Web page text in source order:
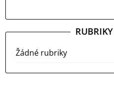
RUBRIKY
Žádné rubriky